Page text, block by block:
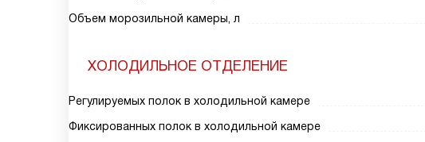
Объем морозильной камеры, л
ХОЛОДИЛЬНОЕ ОТДЕЛЕНИЕ
Регулируемых полок в холодильной камере
Фиксированных полок в холодильной камере